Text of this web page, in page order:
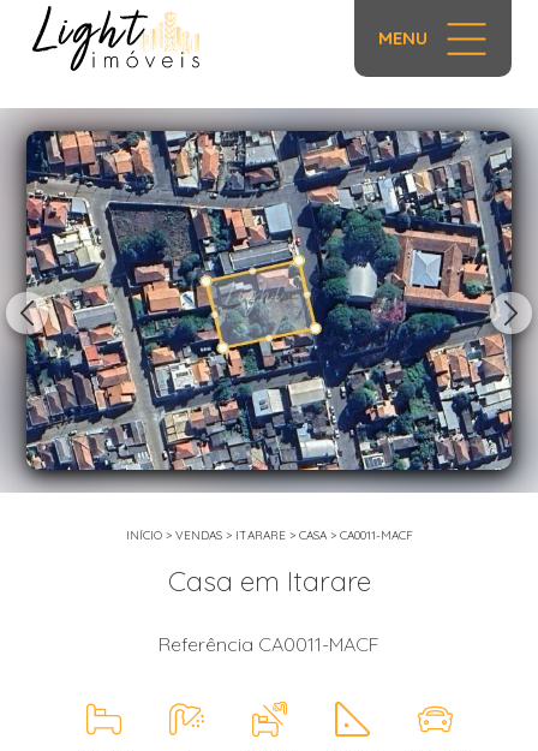
MENU
1/19
INÍCIO> VENDAS> ITARARE> CASA> CA0011-MACF
Casa em Itarare
Referência CA0011-MACF